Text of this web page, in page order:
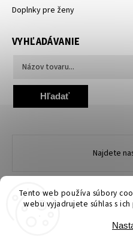
Tento web používa súbory
webu vyjadrujete súhlas s
Doplnky pre ženy
VYHĽADÁVANIE
Hľadať
Najdete